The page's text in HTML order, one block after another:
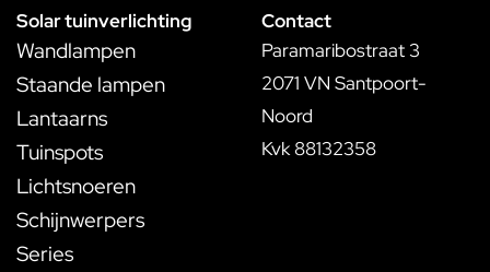
Solar tuinverlichting
Wandlampen
Staande lampen
Lantaarns
Tuinspots
Lichtsnoeren
Schijnwerpers
Series
Contact
Paramaribostraat 3
2071 VN Santpoort-
Noord
Kvk 88132358